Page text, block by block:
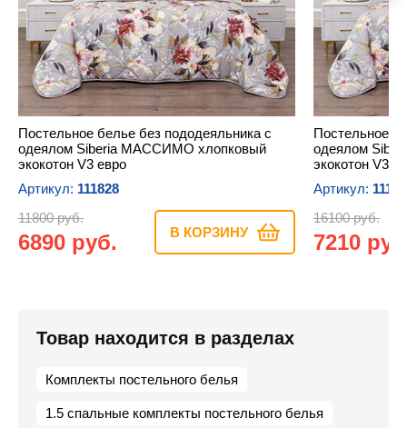
Постельное белье без пододеяльника с
одеялом Siberia МАССИМО хлопковый
экокотон V3 евро
Артикул: 111828
11800 руб.
6890 руб. В КОРЗИНУ
Постельное
одеялом
экокотон V3
Артикул:
16100 руб.
7210
Товар находится в разделах
Комплекты постельного белья
1.5 спальные комплекты постельного белья